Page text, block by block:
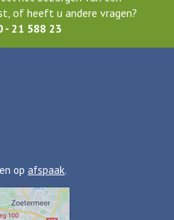
of heeft u andere vragen?
- 21 588 23
op afspaak.